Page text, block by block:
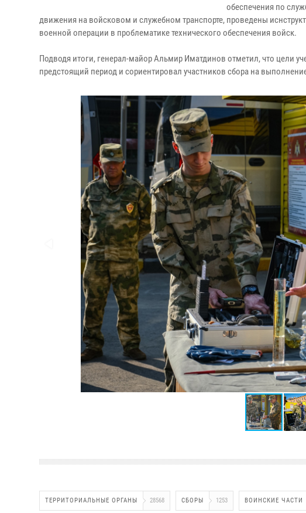
обеспечения по
движения на войсковом и служебном транспорте, проведены
военной операции в проблематике технического обеспечения войск.
Подводя итоги, генерал-майор Альмир Иматдинов отметил, что цели
предстоящий период и сориентировал участников сбора на
ТЕРРИТОРИАЛЬНЫЕ ОРГАНЫ 28568 СБОРЫ 1253 ВОИНСКИЕ ЧАСТИ